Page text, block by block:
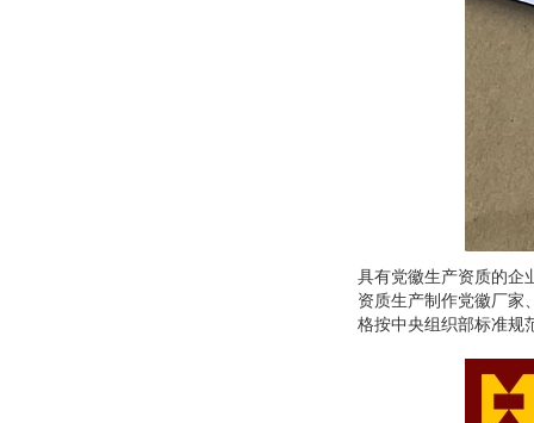
具有党徽生产资质的企
资质生产制作党徽厂家
格按中央组织部标准规